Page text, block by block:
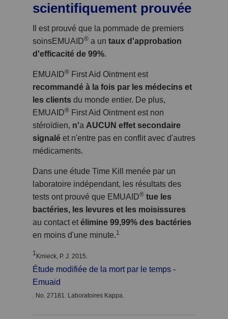
scientifiquement prouvée
Il est prouvé que la pommade de premiers
soinsEMUAID® a un taux d'approbation
d'efficacité de 99%.
EMUAID® First Aid Ointment est
recommandé à la fois par les médecins et
les clients du monde entier. De plus,
EMUAID® First Aid Ointment est non
stéroïdien, n'a AUCUN effet secondaire
signalé et n'entre pas en conflit avec d'autres
médicaments.
Dans une étude Time Kill menée par un
laboratoire indépendant, les résultats des
tests ont prouvé que EMUAID® tue les
bactéries, les levures et les moisissures
au contact et élimine 99,99% des bactéries
en moins d'une minute.1
1 Kmieck, P. J. 2015.
Étude modifiée de la mort par le temps -
Emuaid
. No. 27181. Laboratoires Kappa.